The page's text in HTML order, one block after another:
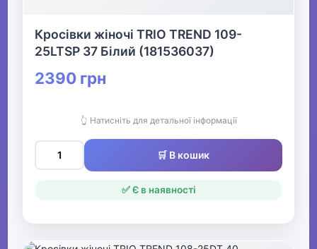
Кросівки жіночі TRIO TREND 109-
25LTSP 37 Білий (181536037)
2390 грн
👆 Натисніть для детальної інформації
🛒 В кошик
✅ Є в наявності